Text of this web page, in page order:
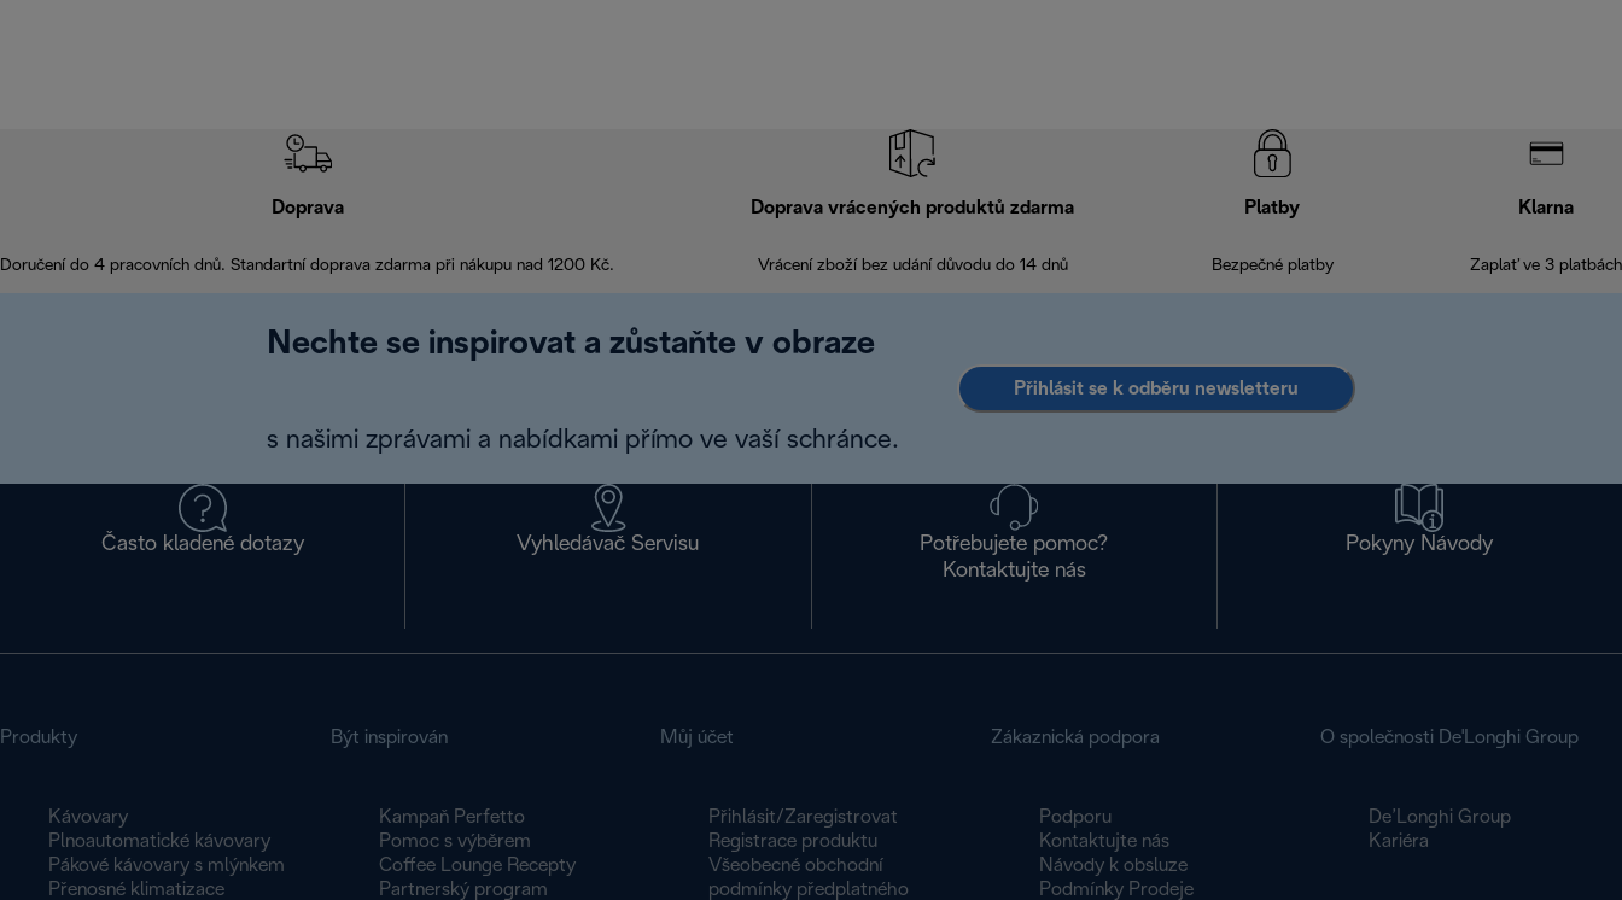
Doprava
Doručení do 4 pracovních dnů. Standartní doprava zdarma při nákupu nad 1200 Kč.
Doprava vrácených produktů zdarma
Vrácení zboží bez udání důvodu do 14 dnů
Platby
Bezpečné platby
Klarna
Zaplať ve 3 platbách
Nechte se inspirovat a zůstaňte v obraze
s našimi zprávami a nabídkami přímo ve vaší schránce.
Přihlásit se k odběru newsletteru
Často kladené dotazy Vyhledávač Servisu
Potřebujete pomoc?
Kontaktujte nás
Pokyny Návody
Produkty
Kávovary
Plnoautomatické kávovary
Pákové kávovary s mlýnkem
Přenosné klimatizace
Být inspirován
Kampaň Perfetto
Pomoc s výběrem
Coffee Lounge Recepty
Partnerský program
Můj účet
Přihlásit/Zaregistrovat
Registrace produktu
Všeobecné obchodní
podmínky předplatného
Zákaznická podpora
Podporu
Kontaktujte nás
Návody k obsluze
Podmínky Prodeje
O společnosti De'Longhi Group
De’Longhi Group
Kariéra